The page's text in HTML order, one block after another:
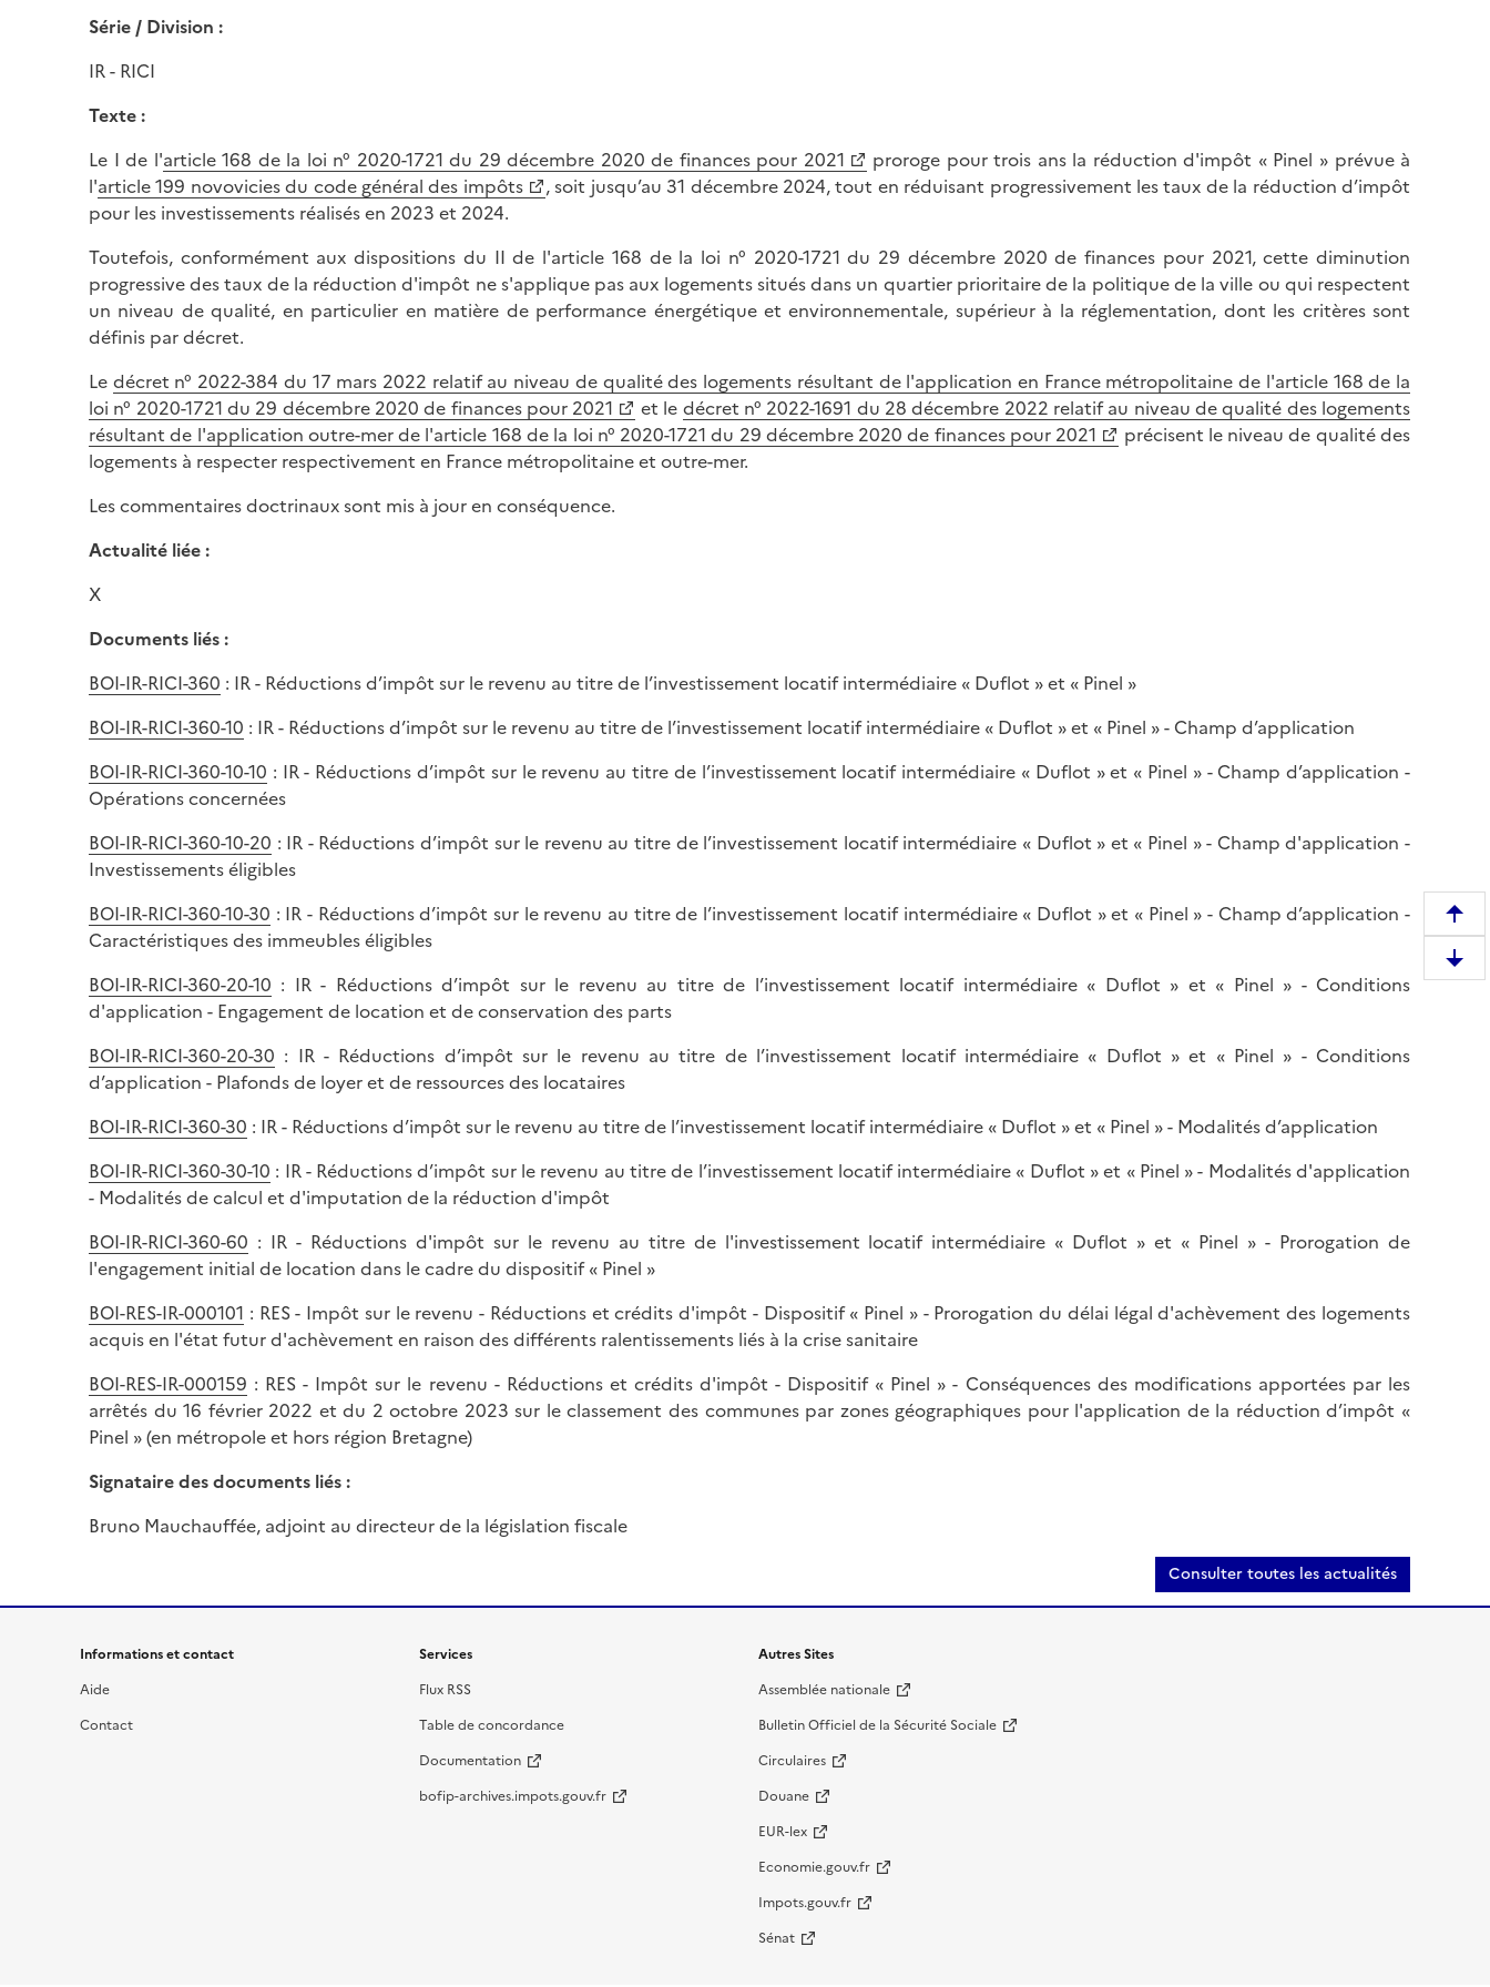
Série / Division :
IR - RICI
Texte :
Le I de l'article 168 de la loi n° 2020-1721 du 29 décembre 2020 de finances pour 2021
proroge pour trois ans la réduction d'impôt « Pinel » prévue à
l'article 199 novovicies du code général des impôts
, soit jusqu’au 31 décembre 2024, tout en réduisant progressivement les taux de la réduction d’impôt
pour les investissements réalisés en 2023 et 2024.
Toutefois, conformément aux dispositions du II de l'article 168 de la loi n° 2020-1721 du 29 décembre 2020 de finances pour 2021, cette diminution
progressive des taux de la réduction d'impôt ne s'applique pas aux logements situés dans un quartier prioritaire de la politique de la ville ou qui respectent
un niveau de qualité, en particulier en matière de performance énergétique et environnementale, supérieur à la réglementation, dont les critères sont
définis par décret.
Le décret n° 2022-384 du 17 mars 2022 relatif au niveau de qualité des logements résultant de l'application en France métropolitaine de l'article 168 de la
loi n° 2020-1721 du 29 décembre 2020 de finances pour 2021
et le décret n° 2022-1691 du 28 décembre 2022 relatif au niveau de qualité des logements
résultant de l'application outre-mer de l'article 168 de la loi n° 2020-1721 du 29 décembre 2020 de finances pour 2021
précisent le niveau de qualité des
logements à respecter respectivement en France métropolitaine et outre-mer.
Les commentaires doctrinaux sont mis à jour en conséquence.
Actualité liée :
X
Documents liés :
BOI-IR-RICI-360 : IR - Réductions d’impôt sur le revenu au titre de l’investissement locatif intermédiaire « Duflot » et « Pinel »
BOI-IR-RICI-360-10 : IR - Réductions d’impôt sur le revenu au titre de l’investissement locatif intermédiaire « Duflot » et « Pinel » - Champ d’application
BOI-IR-RICI-360-10-10 : IR - Réductions d’impôt sur le revenu au titre de l’investissement locatif intermédiaire « Duflot » et « Pinel » - Champ d’application -
Opérations concernées
BOI-IR-RICI-360-10-20 : IR - Réductions d’impôt sur le revenu au titre de l’investissement locatif intermédiaire « Duflot » et « Pinel » - Champ d'application -
Investissements éligibles
BOI-IR-RICI-360-10-30 : IR - Réductions d’impôt sur le revenu au titre de l’investissement locatif intermédiaire « Duflot » et « Pinel » - Champ d’application -
Caractéristiques des immeubles éligibles
BOI-IR-RICI-360-20-10 : IR - Réductions d’impôt sur le revenu au titre de l’investissement locatif intermédiaire « Duflot » et « Pinel » - Conditions
d'application - Engagement de location et de conservation des parts
BOI-IR-RICI-360-20-30 : IR - Réductions d’impôt sur le revenu au titre de l’investissement locatif intermédiaire « Duflot » et « Pinel » - Conditions
d’application - Plafonds de loyer et de ressources des locataires
BOI-IR-RICI-360-30 : IR - Réductions d’impôt sur le revenu au titre de l’investissement locatif intermédiaire « Duflot » et « Pinel » - Modalités d’application
BOI-IR-RICI-360-30-10 : IR - Réductions d’impôt sur le revenu au titre de l’investissement locatif intermédiaire « Duflot » et « Pinel » - Modalités d'application
- Modalités de calcul et d'imputation de la réduction d'impôt
BOI-IR-RICI-360-60 : IR - Réductions d'impôt sur le revenu au titre de l'investissement locatif intermédiaire « Duflot » et « Pinel » - Prorogation de
l'engagement initial de location dans le cadre du dispositif « Pinel »
BOI-RES-IR-000101 : RES - Impôt sur le revenu - Réductions et crédits d'impôt - Dispositif « Pinel » - Prorogation du délai légal d'achèvement des logements
acquis en l'état futur d'achèvement en raison des différents ralentissements liés à la crise sanitaire
BOI-RES-IR-000159 : RES - Impôt sur le revenu - Réductions et crédits d'impôt - Dispositif « Pinel » - Conséquences des modifications apportées par les
arrêtés du 16 février 2022 et du 2 octobre 2023 sur le classement des communes par zones géographiques pour l'application de la réduction d’impôt «
Pinel » (en métropole et hors région Bretagne)
Signataire des documents liés :
Bruno Mauchauffée, adjoint au directeur de la législation fiscale
Consulter toutes les actualités
e
m
D
Informations et contact
Aide
Contact
Services
Flux RSS
Table de concordance
Documentation
bofip-archives.impots.gouv.fr
Autres Sites
Assemblée nationale
Bulletin Officiel de la Sécurité Sociale
Circulaires
Douane
EUR-lex
Economie.gouv.fr
Impots.gouv.fr
Sénat